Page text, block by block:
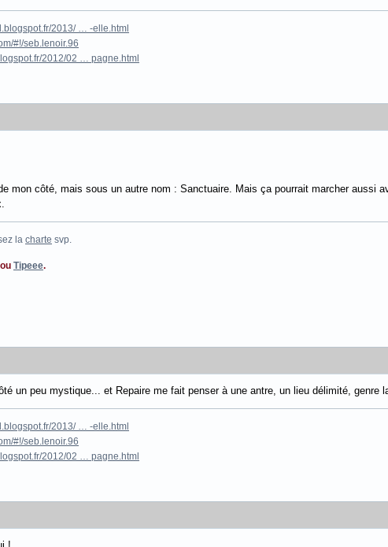
2013/ … -elle.html
#!/seb.lenoir.96
2012/02 … pagne.html
mon côté, mais sous un autre nom : Sanctuaire. Mais ça pourrait marcher aussi
la charte svp.
ou Tipeee.
un peu mystique... et Repaire me fait penser à une antre, un lieu délimité, genre
2013/ … -elle.html
#!/seb.lenoir.96
2012/02 … pagne.html